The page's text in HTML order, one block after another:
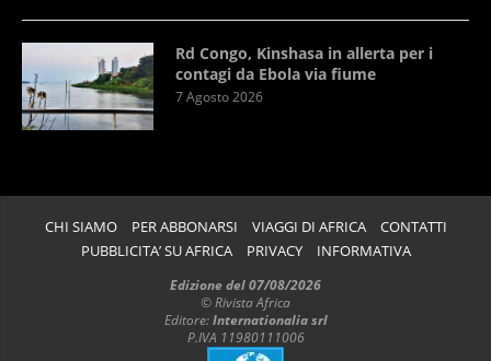
Rd Congo, Kinshasa in allerta per i
contagi da Ebola via fiume
7 Agosto 2026
CHI SIAMO PER ABBONARSI VIAGGI DI AFRICA
CONTATTI
PUBBLICITA’ SU AFRICA
PRIVACY
INFORMATIVA
Edizione del 07/08/2026
© Rivista Africa
Editore:Internationalia srl
P.IVA 11980111006